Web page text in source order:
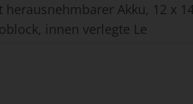
Akku, 12 x
innen verlegte Le